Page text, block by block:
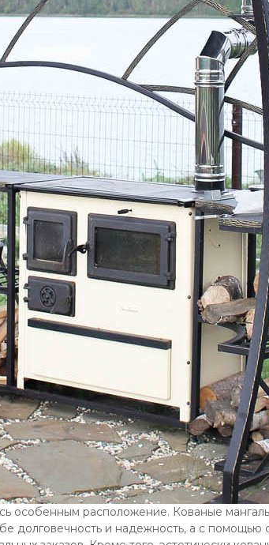
особенным расположение. Кованые
долговечность и надежность, а с